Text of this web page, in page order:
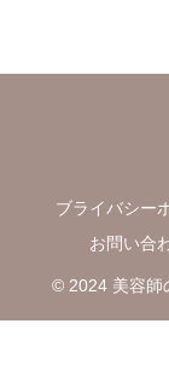
ブライバシー
お問い合
© 2024 美容師